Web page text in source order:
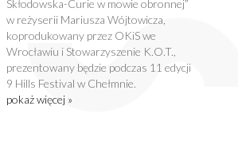
Skłodowska-Curie w mowie obronnej”
w reżyserii Mariusza Wójtowicza,
koprodukowany przez OKiS we
Wrocławiu i Stowarzyszenie K.O.T.,
prezentowany będzie podczas 11 edycji
9 Hills Festival w Chełmnie.
pokaż więcej »